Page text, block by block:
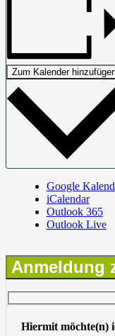
Zum Kalender
Google
iCalendar
Outlook 365
Outlook Live
Anmeldung
Hiermit möchte(n)